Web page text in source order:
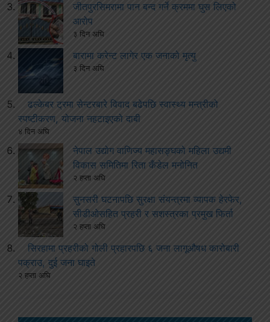
जीतपुरसिमरामा पान बन्द गर्ने क्रममा घुस लिएको
आरोप
३ दिन अघि
बारामा करेन्ट लागेर एक जनाको मृत्यु
३ दिन अघि
ढल्केबर ट्रमा सेन्टरबारे विवाद बढेपछि स्वास्थ्य मन्त्रीको
स्पष्टीकरण, योजना नहटाइएको दाबी
४ दिन अघि
नेपाल उद्योग वाणिज्य महासङ्घको महिला उद्यमी
विकास समितिमा रिता कँडेल मनोनित
२ हप्ता अघि
सुनसरी घटनापछि सुरक्षा संयन्त्रमा व्यापक हेरफेर,
सीडीओसहित प्रहरी र सशस्त्रका प्रमुख फिर्ता
२ हप्ता अघि
सिरहामा प्रहरीको गोली प्रहारपछि ६ जना लागूऔषध कारोबारी
पक्राउ, दुई जना घाइते
२ हप्ता अघि